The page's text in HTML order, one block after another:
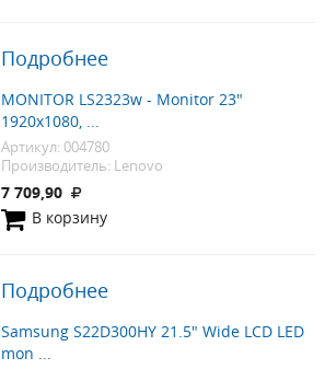
Подробнее
MONITOR LS2323w - Monitor 23"
1920x1080, ...
Артикул: 004780
Производитель: Lenovo
7 709,90
В корзину
Подробнее
Samsung S22D300HY 21.5" Wide LCD LED
mon ...